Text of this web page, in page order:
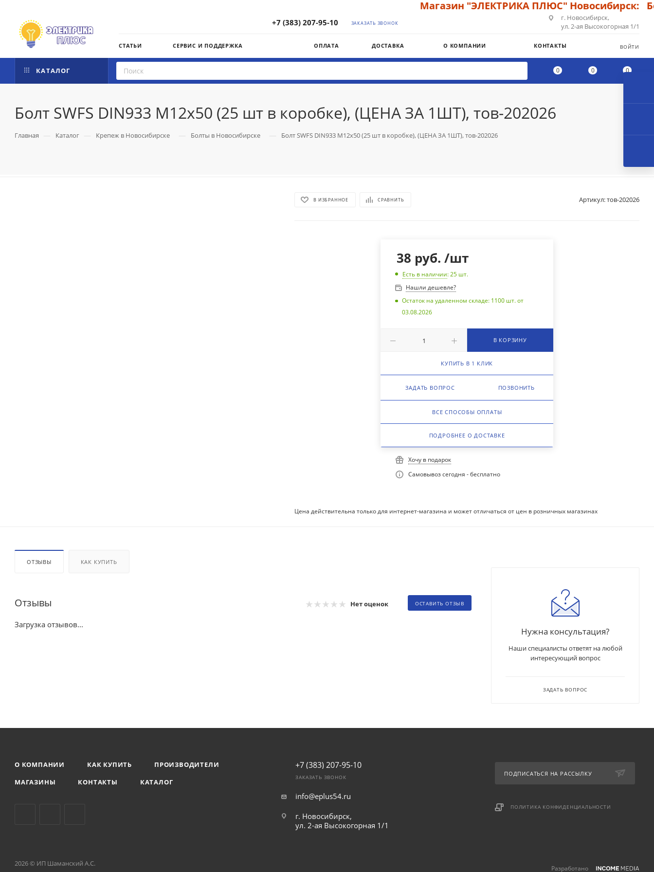
Магазин "ЭЛЕКТРИКА ПЛЮС" Новосибирск:
+7 (383) 207-95-10 ЗАКАЗАТЬ ЗВОНОК
г. Новосибирск,
ул. 2-ая Высокогорная 1/1
СТАТЬИ СЕРВИС И ПОДДЕРЖКА ОПЛАТА ДОСТАВКА О КОМПАНИИ КОНТАКТЫ ВОЙТИ
КАТАЛОГ 0 0 0
Болт SWFS DIN933 М12х50 (25 шт в коробке), (ЦЕНА ЗА 1ШТ), тов-202026
Главная — Каталог — Крепеж в Новосибирске — Болты в Новосибирске — Болт SWFS DIN933 М12х50 (25 шт в коробке), (ЦЕНА ЗА 1ШТ), тов-202026
В ИЗБРАННОЕ СРАВНИТЬ Артикул:тов-202026
38 руб. /шт
Есть в наличии: 25 шт.
Нашли дешевле?
Остаток на удаленном складе: 1100 шт. от
03.08.2026
В КОРЗИНУ
КУПИТЬ В 1 КЛИК
ЗАДАТЬ ВОПРОС ПОЗВОНИТЬ
ВСЕ СПОСОБЫ ОПЛАТЫ
ПОДРОБНЕЕ О ДОСТАВКЕ
Хочу в подарок
Самовывоз сегодня - бесплатно
Цена действительна только для интернет-магазина и может отличаться от цен в розничных магазинах
ОТЗЫВЫ КАК КУПИТЬ
Отзывы Нет оценок ОСТАВИТЬ ОТЗЫВ
Загрузка отзывов...
Нужна консультация?
Наши специалисты ответят на любой
интересующий вопрос
ЗАДАТЬ ВОПРОС
О КОМПАНИИ КАК КУПИТЬ
ПРОИЗВОДИТЕЛИ
МАГАЗИНЫ
КОНТАКТЫ КАТАЛОГ
+7 (383) 207-95-10
ЗАКАЗАТЬ ЗВОНОК
info@eplus54.ru
г. Новосибирск,
ул. 2-ая Высокогорная 1/1
ПОДПИСАТЬСЯ НА РАССЫЛКУ
ПОЛИТИКА КОНФИДЕНЦИАЛЬНОСТИ
2026 © ИП Шаманский А.С.
Разработано